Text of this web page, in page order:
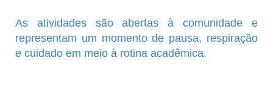
As atividades são abertas à comunidade e
representam um momento de pausa, respiração
e cuidado em meio à rotina acadêmica.